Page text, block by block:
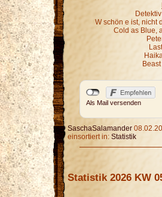
W schön e ist, nicht
Cold as Blue,
Als Mail versenden
SaschaSalamander
einsortiert in: Statistik
Statistik 2026 KW